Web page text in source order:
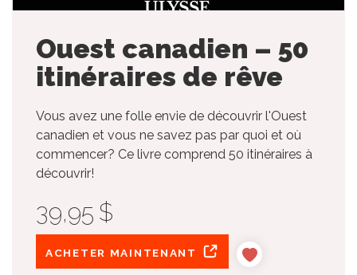
Ouest canadien – 50
itinéraires de rêve
Vous avez une folle envie de découvrir l'Ouest
canadien et vous ne savez pas par quoi et où
commencer? Ce livre comprend 50 itinéraires à
découvrir!
39,95 $
ACHETER MAINTENANT